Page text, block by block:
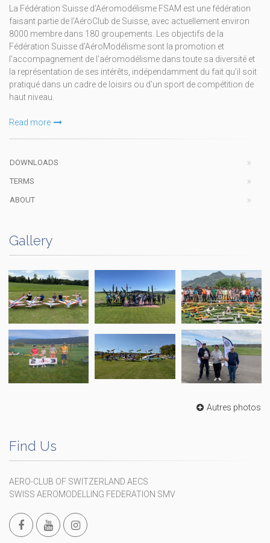
La Fédération Suisse d’Aéromodélisme FSAM est une fédération
faisant partie de l’AéroClub de Suisse, avec actuellement environ
8000 membre dans 180 groupements. Les objectifs de la
Fédération Suisse d’AéroModélisme sont la promotion et
l’accompagnement de l’aéromodélisme dans toute sa diversité et
la représentation de ses intérêts, indépendamment du fait qu’il soit
pratiqué dans un cadre de loisirs ou d’un sport de compétition de
haut niveau.
Read more
DOWNLOADS
TERMS
ABOUT
Gallery
Autres photos
Find Us
AERO-CLUB OF SWITZERLAND AECS
SWISS AEROMODELLING FEDERATION SMV